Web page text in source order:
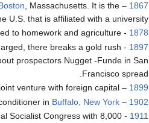
1867
–
, Massachusetts. It is the
U.S. that is affiliated with a university.
1878
- The child labor in Germany is limited to homework and agriculture.
1897
there breaks a gold rush
prospectors Nugget -Funde in San
Francisco spread.
1899
–
venture with foreign capital.
1902
–
in Buffalo, New York
1911
Socialist Congress with 8,000